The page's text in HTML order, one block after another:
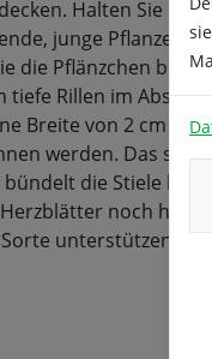
Halten Sie
junge Pflanzen
die Pflänzchen bis
tiefe Rillen im
Breite von 2 cm
werden. Das
die Stiele bis
noch
unterstützen